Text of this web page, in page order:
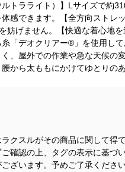
トラライト）】Lサイズで約
感できます。【全方向ストレ
げません。【快適な着心地
「デオクリアー®」を使用し
、屋外での作業や急な天候の
から太ももにかけてゆとりの
クスルがその商品に関して得
確認の上、タグの表示に基づ
ざいます。予めご了承くださ